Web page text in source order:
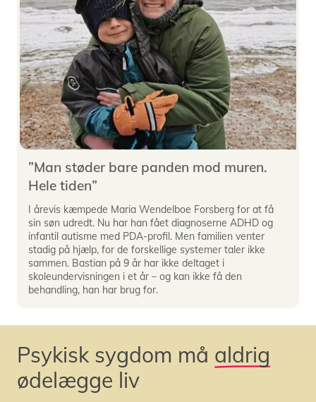
”Man støder bare panden mod muren.
Hele tiden”
I årevis kæmpede Maria Wendelboe Forsberg for at få
sin søn udredt. Nu har han fået diagnoserne ADHD og
infantil autisme med PDA-profil. Men familien venter
stadig på hjælp, for de forskellige systemer taler ikke
sammen. Bastian på 9 år har ikke deltaget i
skoleundervisningen i et år – og kan ikke få den
behandling, han har brug for.
Psykisk sygdom må aldrig
ødelægge liv